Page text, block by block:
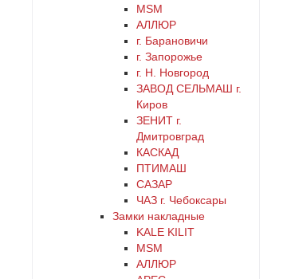
MSM
АЛЛЮР
г. Барановичи
г. Запорожье
г. Н. Новгород
ЗАВОД СЕЛЬМАШ г.
Киров
ЗЕНИТ г.
Дмитровград
КАСКАД
ПТИМАШ
САЗАР
ЧАЗ г. Чебоксары
Замки накладные
KALE KILIT
MSM
АЛЛЮР